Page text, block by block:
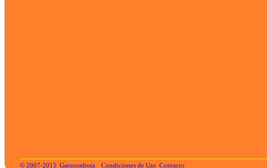
© 2007-2015 Gatoconbota Condiciones de Uso Contacto